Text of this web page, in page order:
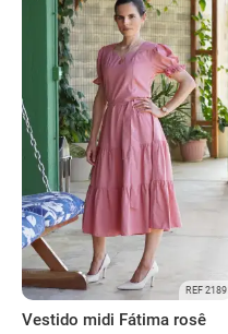
REF 2189
Vestido midi Fátima rosê